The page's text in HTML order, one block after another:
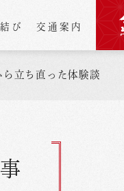
び 交通案内
ら立ち直った体験談